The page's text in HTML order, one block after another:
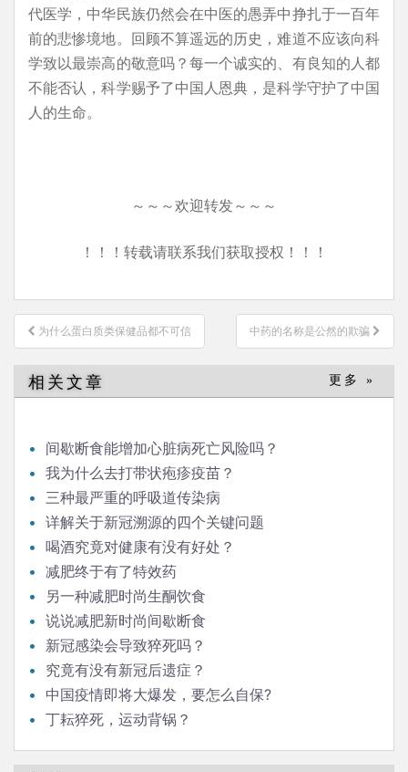
代医学，中华民族仍然会在中医的愚弄中挣扎于一百年
前的悲惨境地。回顾不算遥远的历史，难道不应该向科
学致以最崇高的敬意吗？每一个诚实的、有良知的人都
不能否认，科学赐予了中国人恩典，是科学守护了中国
人的生命。
～～～欢迎转发～～～
！！！转载请联系我们获取授权！！！
文
章
导
航
为什么蛋白质类保健品都不可信 中药的名称是公然的欺骗
相关文章 更多 »
间歇断食能增加心脏病死亡风险吗？
我为什么去打带状疱疹疫苗？
三种最严重的呼吸道传染病
详解关于新冠溯源的四个关键问题
喝酒究竟对健康有没有好处？
减肥终于有了特效药
另一种减肥时尚生酮饮食
说说减肥新时尚间歇断食
新冠感染会导致猝死吗？
究竟有没有新冠后遗症？
中国疫情即将大爆发，要怎么自保?
丁耘猝死，运动背锅？